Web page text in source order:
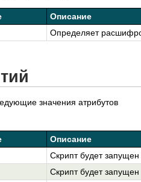
Описание
Определяет
значения атрибутов
Описание
Скрипт будет
Скрипт будет